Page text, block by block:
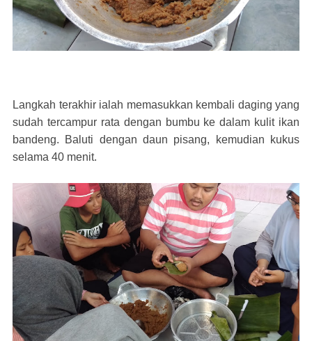
Langkah terakhir ialah memasukkan kembali daging yang
sudah tercampur rata dengan bumbu ke dalam kulit ikan
bandeng. Baluti dengan daun pisang, kemudian kukus
selama 40 menit.